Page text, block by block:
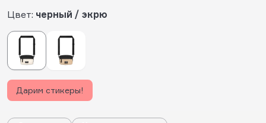
Цвет: черный / экрю
Дарим стикеры!